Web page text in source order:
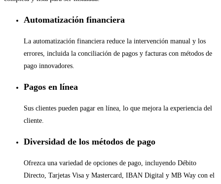
Automatización financiera
La automatización financiera reduce la intervención manual y los
errores, incluida la conciliación de pagos y facturas con métodos de
pago innovadores.
Pagos en línea
Sus clientes pueden pagar en línea, lo que mejora la experiencia del
cliente.
Diversidad de los métodos de pago
Ofrezca una variedad de opciones de pago, incluyendo Débito
Directo, Tarjetas Visa y Mastercard, IBAN Digital y MB Way con el